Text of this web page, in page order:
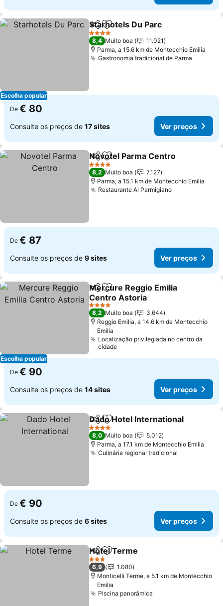
Escolha popular
PartilharAdicionar aos favoritos
Starhotels Du Parc
4 Estrelas
8,4 Muito boa
11.021
Parma, a 15.6 km de Montecchio Emilia
Gastronomia tradicional de Parma
De € 80
Consulte os preços de 17 sites Ver preços
PartilharAdicionar aos favoritos
Novotel Parma Centro
4 Estrelas
8,2 Muito boa
7.127
Parma, a 15.1 km de Montecchio Emilia
Restaurante Al Parmigiano
De € 87
Consulte os preços de 9 sites Ver preços
Escolha popular
PartilharAdicionar aos favoritos
Mercure Reggio Emilia
Centro Astoria
4 Estrelas
8,2 Muito boa
3.644
Reggio Emilia, a 14.6 km de Montecchio
Emilia
Localização privilegiada no centro da
cidade
De € 90
Consulte os preços de 14 sites Ver preços
PartilharAdicionar aos favoritos
Dado Hotel International
4 Estrelas
8,0 Muito boa
5.012
Parma, a 17.1 km de Montecchio Emilia
Culinária regional tradicional
De € 90
Consulte os preços de 6 sites Ver preços
PartilharAdicionar aos favoritos
Hotel Terme
3 Estrelas
6,9
1.080
Monticelli Terme, a 5.1 km de Montecchio
Emilia
Piscina panorâmica